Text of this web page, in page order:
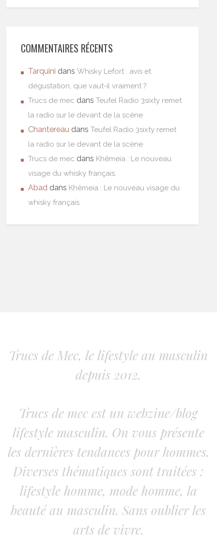
COMMENTAIRES RÉCENTS
Tarquini dansWhisky Lefort : avis et
dégustation, que vaut-il vraiment ?
Trucs de mec dansTeufel Radio 3sixty remet
la radio sur le devant de la scène
Chantereau dansTeufel Radio 3sixty remet
la radio sur le devant de la scène
Trucs de mec dans Khêmeia : Le nouveau
visage du whisky français.
Abad dans Khêmeia : Le nouveau visage du
whisky français.
Trucs de Mec, le lifestyle au masculin
depuis 2012.
Trucs de mec est un webzine/blog
lifestyle masculin. On vous présente
les dernières tendances pour hommes.
Diverses thématiques sont traitées :
lifestyle homme, mode homme, la
beauté au masculin. Sans oublier les
arts de vivre.